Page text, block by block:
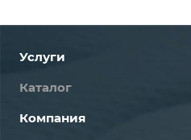
Услуги
Каталог
Компания